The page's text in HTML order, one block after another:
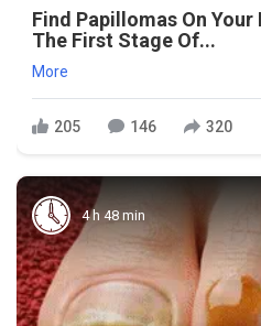
Find Papillomas On
The First Stage Of...
More
205 146 320
4 h 48 min